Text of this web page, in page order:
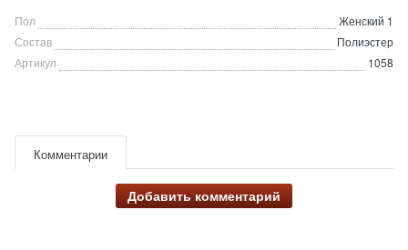
Пол
Женский 1
Состав
Полиэстер
Артикул
1058
Комментарии
Добавить комментарий